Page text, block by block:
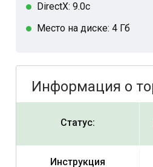
DirectX: 9.0c
Место на диске: 4 Гб
Информация о
Статус:
Инструкция